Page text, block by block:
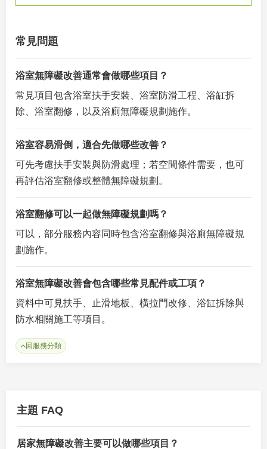
常見問題
浴室無障礙改善通常會做哪些項目？
常見項目包含浴室扶手安裝、浴室防滑工程、浴缸拆
除、浴室翻修，以及浴廁無障礙規劃施作。
浴室容易滑倒，適合先做哪些改善？
可先考慮扶手安裝與防滑處理；若空間條件需要，也可
再評估浴室翻修或整體無障礙規劃。
浴室翻修可以一起做無障礙規劃嗎？
可以，部分服務內容同時包含浴室翻修與浴廁無障礙規
劃施作。
浴室無障礙改善會包含哪些常見配件或工項？
資料中可見扶手、止滑地板、橫拉門改修、浴缸拆除與
防水相關施工等項目。
回服務分類
主題 FAQ
居家無障礙改善主要可以做哪些項目？